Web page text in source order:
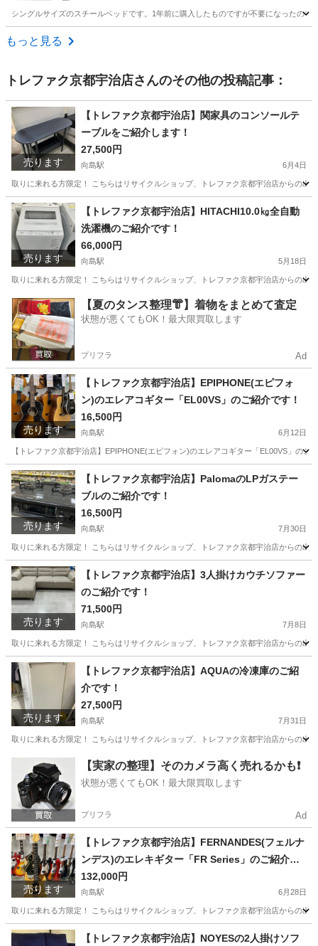
シングルサイズのスチールベッドです。1年前に購入したものですが不要になったの
京都 京都市
もっと見る
トレファク京都宇治店さんのその他の投稿記事：
売ります
【トレファク京都宇治店】関家具のコンソールテ
ーブルをご紹介します！
27,500円
向島駅 6月4日
取りに来れる方限定！ こちらはリサイクルショップ、トレファク京都宇治店からの
京都 京都市 向島駅 テーブル コンソールテーブル
売ります
【トレファク京都宇治店】HITACHI10.0㎏全自動
洗濯機のご紹介です！
66,000円
向島駅 5月18日
取りに来れる方限定！ こちらはリサイクルショップ、トレファク京都宇治店からの出
京都 京都市 向島駅 生活家電 HITACHI
【夏のタンス整理👘】着物をまとめて査定
状態が悪くてもOK！最大限買取します
プリフラ Ad
売ります
【トレファク京都宇治店】EPIPHONE(エピフォ
ン)のエレアコギター「EL00VS」のご紹介です！
16,500円
向島駅 6月12日
【トレファク京都宇治店】EPIPHONE(エピフォン)のエレアコギター「EL00VS」の
京都 京都市 向島駅 弦楽器、ギター
売ります
【トレファク京都宇治店】PalomaのLPガステー
ブルのご紹介です！
16,500円
向島駅 7月30日
取りに来れる方限定！ こちらはリサイクルショップ、トレファク京都宇治店からの
京都 京都市 向島駅 キッチン家電 Paloma
売ります
【トレファク京都宇治店】3人掛けカウチソファー
のご紹介です！
71,500円
向島駅 7月8日
取りに来れる方限定！ こちらはリサイクルショップ、トレファク京都宇治店からの
京都 京都市 向島駅 ソファ カウチソファー
売ります
【トレファク京都宇治店】AQUAの冷凍庫のご紹
介です！
27,500円
向島駅 7月31日
取りに来れる方限定！ こちらはリサイクルショップ、トレファク京都宇治店からの
向島駅 キッチン家電 トレファク
【実家の整理】そのカメラ高く売れるかも❗️
状態が悪くてもOK！最大限買取します
プリフラ Ad
売ります
【トレファク京都宇治店】FERNANDES(フェルナ
ンデス)のエレキギター「FR Series」のご紹介で
す！
132,000円
向島駅 6月28日
取りに来れる方限定！ こちらはリサイクルショップ、トレファク京都宇治店から
京都 京都市 向島駅 弦楽器、ギター
【トレファク京都宇治店】NOYESの2人掛けソフ